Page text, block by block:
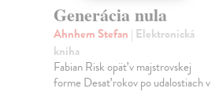
Generácia nula
Ahnhem Stefan | Elektronická
kniha
Fabian Risk opäť v majstrovskej
forme Desať rokov po udalostiach v